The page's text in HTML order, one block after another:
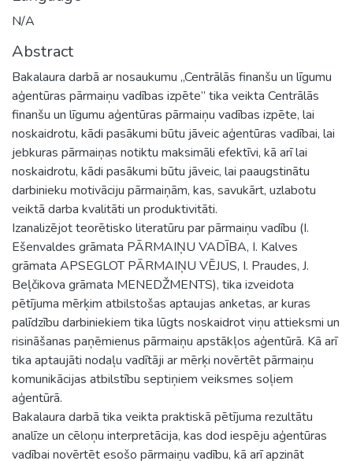
N/A
Abstract
Bakalaura darbā ar nosaukumu „Centrālās finanšu un līgumu
aģentūras pārmaiņu vadības izpēte” tika veikta Centrālās
finanšu un līgumu aģentūras pārmaiņu vadības izpēte, lai
noskaidrotu, kādi pasākumi būtu jāveic aģentūras vadībai, lai
jebkuras pārmaiņas notiktu maksimāli efektīvi, kā arī lai
noskaidrotu, kādi pasākumi būtu jāveic, lai paaugstinātu
darbinieku motivāciju pārmaiņām, kas, savukārt, uzlabotu
veiktā darba kvalitāti un produktivitāti.
Izanalizējot teorētisko literatūru par pārmaiņu vadību (I.
Ešenvaldes grāmata PĀRMAIŅU VADĪBA, I. Kalves
grāmata APSEGLOT PĀRMAIŅU VĒJUS, I. Praudes, J.
Beļčikova grāmata MENEDŽMENTS), tika izveidota
pētījuma mērķim atbilstošas aptaujas anketas, ar kuras
palīdzību darbiniekiem tika lūgts noskaidrot viņu attieksmi un
risināšanas paņēmienus pārmaiņu apstākļos aģentūrā. Kā arī
tika aptaujāti nodaļu vadītāji ar mērķi novērtēt pārmaiņu
komunikācijas atbilstību septiņiem veiksmes soļiem
aģentūrā.
Bakalaura darbā tika veikta praktiskā pētījuma rezultātu
analīze un cēloņu interpretācija, kas dod iespēju aģentūras
vadībai novērtēt esošo pārmaiņu vadību, kā arī apzināt